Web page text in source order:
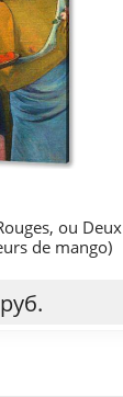
ou Deux
de mango)